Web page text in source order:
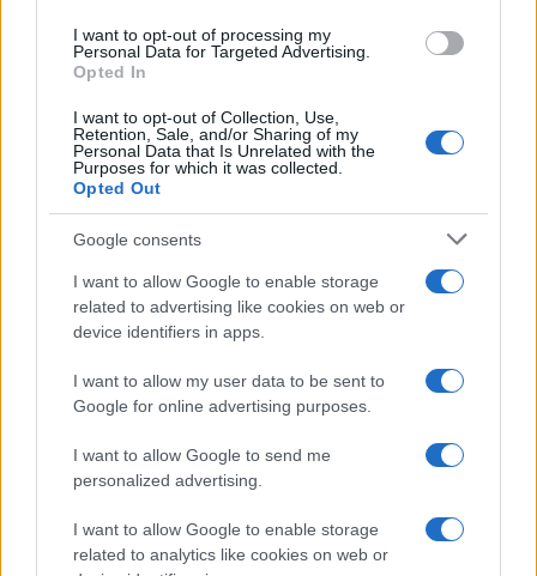
I want to opt-out of processing my
Personal Data for Targeted Advertising.
Opted In
I want to opt-out of Collection, Use,
Retention, Sale, and/or Sharing of my
Personal Data that Is Unrelated with the
Purposes for which it was collected.
Opted Out
Google consents
I want to allow Google to enable storage
related to advertising like cookies on web or
device identifiers in apps.
I want to allow my user data to be sent to
Google for online advertising purposes.
I want to allow Google to send me
personalized advertising.
I want to allow Google to enable storage
related to analytics like cookies on web or
AZA - IALILI AZA - IALILI versuri versuri AZA - IALILI
Articol anterior
x Kristian de la Craiova –
Recunosc omul fals (versuri)